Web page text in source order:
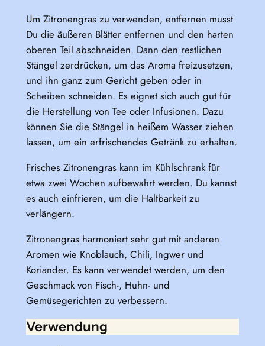
Um Zitronengras zu verwenden, entfernen musst
Du die äußeren Blätter entfernen und den harten
oberen Teil abschneiden. Dann den restlichen
Stängel zerdrücken, um das Aroma freizusetzen,
und ihn ganz zum Gericht geben oder in
Scheiben schneiden. Es eignet sich auch gut für
die Herstellung von Tee oder Infusionen. Dazu
können Sie die Stängel in heißem Wasser ziehen
lassen, um ein erfrischendes Getränk zu erhalten.
Frisches Zitronengras kann im Kühlschrank für
etwa zwei Wochen aufbewahrt werden. Du kannst
es auch einfrieren, um die Haltbarkeit zu
verlängern.
Zitronengras harmoniert sehr gut mit anderen
Aromen wie Knoblauch, Chili, Ingwer und
Koriander. Es kann verwendet werden, um den
Geschmack von Fisch-, Huhn- und
Gemüsegerichten zu verbessern.
Verwendung